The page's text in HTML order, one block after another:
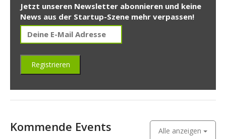
Jetzt unseren Newsletter abonnieren und keine
News aus der Startup-Szene mehr verpassen!
Kommende Events Alle anzeigen